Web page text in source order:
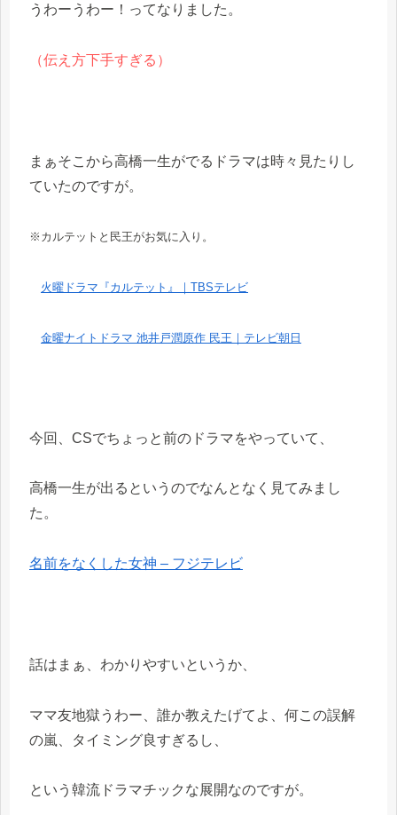
うわーうわー！ってなりました。
（伝え方下手すぎる）
まぁそこから高橋一生がでるドラマは時々見たりし
ていたのですが。
※カルテットと民王がお気に入り。
火曜ドラマ『カルテット』｜TBSテレビ
金曜ナイトドラマ 池井戸潤原作 民王｜テレビ朝日
今回、CSでちょっと前のドラマをやっていて、
高橋一生が出るというのでなんとなく見てみまし
た。
名前をなくした女神 – フジテレビ
話はまぁ、わかりやすいというか、
ママ友地獄うわー、誰か教えたげてよ、何この誤解
の嵐、タイミング良すぎるし、
という韓流ドラマチックな展開なのですが。